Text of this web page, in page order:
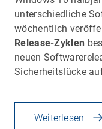
unterschiedliche
wöchentlich
Release-Zyklen
neuen
Sicherheitslücke
Weiterlesen